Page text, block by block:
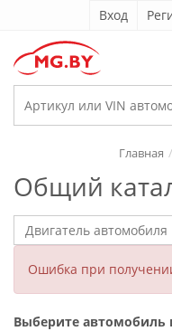
Вход
Общий
Главная
Ошибка при
Выберите автомобиль